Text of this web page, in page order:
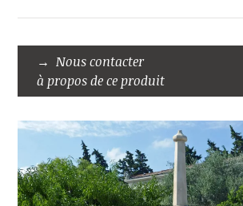
Nous contacter
à propos de ce produit